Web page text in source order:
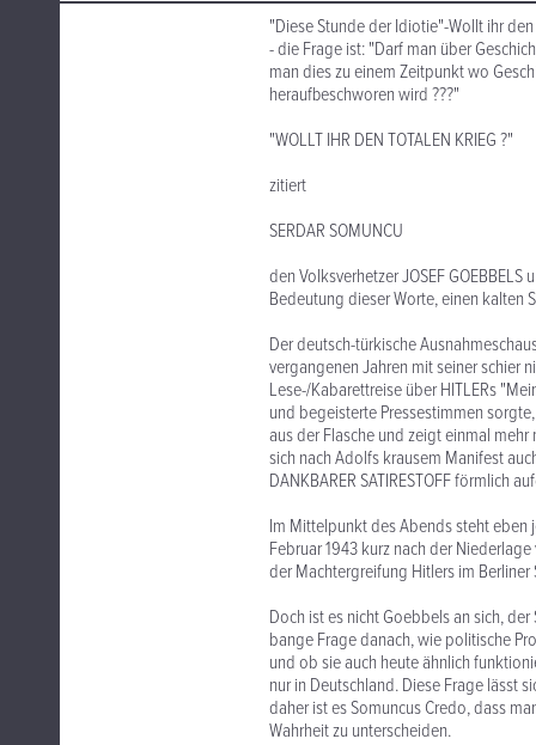
"Diese Stunde der Idiotie"-Wollt ihr
- die Frage ist: "Darf man über
man dies zu einem Zeitpunkt wo
heraufbeschworen wird ???"
"WOLLT IHR DEN TOTALEN KRIEG ?"
zitiert
SERDAR SOMUNCU
den Volksverhetzer JOSEF
Bedeutung dieser Worte, einen kalten
Der deutsch-türkische
vergangenen Jahren mit seiner schier
Lese-/Kabarettreise über HITLERs
und begeisterte Pressestimmen
aus der Flasche und zeigt einmal
sich nach Adolfs krausem Manifest
DANKBARER SATIRESTOFF förmlich
Im Mittelpunkt des Abends steht eben
Februar 1943 kurz nach der
der Machtergreifung Hitlers im
Doch ist es nicht Goebbels an sich,
bange Frage danach, wie politische
und ob sie auch heute ähnlich
nur in Deutschland. Diese Frage lässt
daher ist es Somuncus Credo, dass
Wahrheit zu unterscheiden.